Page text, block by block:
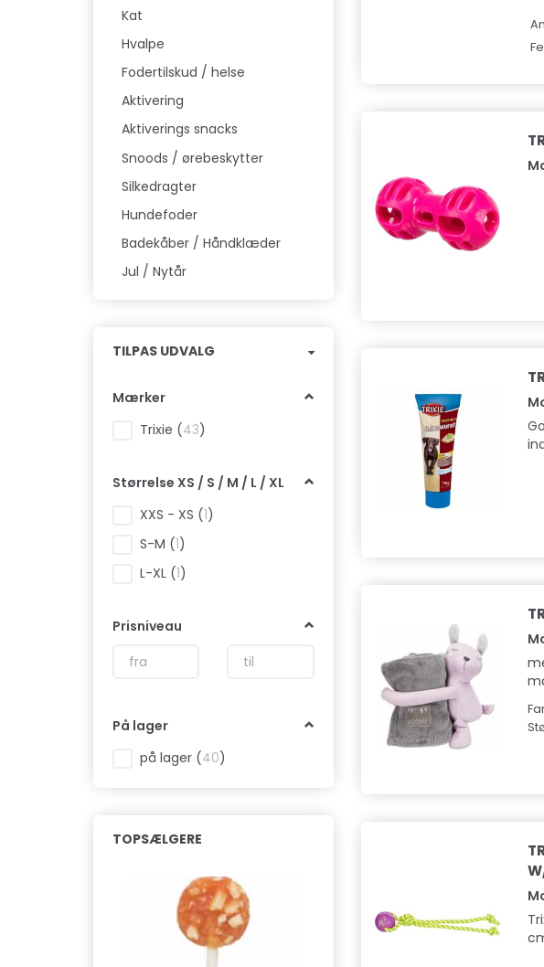
Kat
Hvalpe
Fodertilskud / helse
Aktivering
Aktiverings snacks
Snoods / ørebeskytter
Silkedragter
Hundefoder
Badekåber / Håndklæder
Jul / Nytår
TILPAS UDVALG
Mærker
Trixie (43)
Størrelse XS / S / M / L / XL
XXS - XS (1)
S-M (1)
L-XL (1)
Prisniveau
På lager
på lager (40)
TOPSÆLGERE